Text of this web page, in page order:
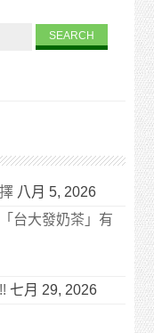
八月 5, 2026
台大發奶茶」有
七月 29, 2026